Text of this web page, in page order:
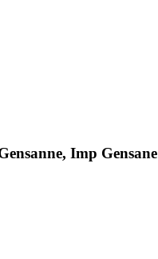
Imp Gensane